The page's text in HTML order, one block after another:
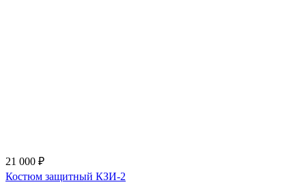
21 000 ₽
Костюм защитный КЗИ-2